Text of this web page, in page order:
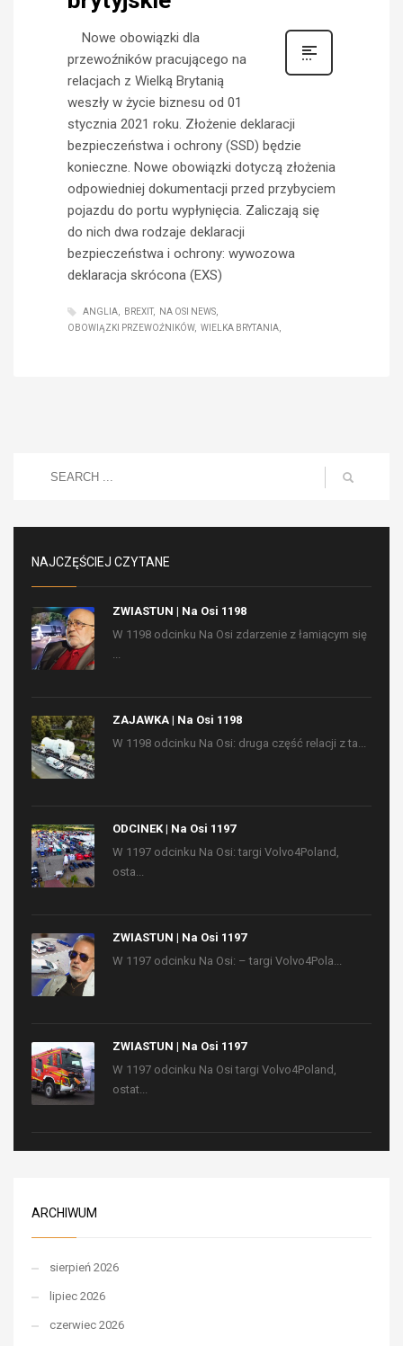
Nowe obowiązki dla
przewoźników pracującego na
relacjach z Wielką Brytanią
weszły w życie biznesu od 01
stycznia 2021 roku. Złożenie deklaracji
bezpieczeństwa i ochrony (SSD) będzie
konieczne. Nowe obowiązki dotyczą złożenia
odpowiedniej dokumentacji przed przybyciem
pojazdu do portu wypłynięcia. Zaliczają się
do nich dwa rodzaje deklaracji
bezpieczeństwa i ochrony: wywozowa
deklaracja skrócona (EXS)
ANGLIA BREXIT
NA OSI NEWS
OBOWIĄZKI PRZEWOŹNIKÓW
WIELKA BRYTANIA
NAJCZĘŚCIEJ CZYTANE
ZWIASTUN | Na Osi 1198
W 1198 odcinku Na Osi zdarzenie z łamiącym się
...
ZAJAWKA | Na Osi 1198
W 1198 odcinku Na Osi: druga część relacji z ta...
ODCINEK | Na Osi 1197
W 1197 odcinku Na Osi: targi Volvo4Poland,
osta...
ZWIASTUN | Na Osi 1197
W 1197 odcinku Na Osi: – targi Volvo4Pola...
ZWIASTUN | Na Osi 1197
W 1197 odcinku Na Osi targi Volvo4Poland,
ostat...
ARCHIWUM
sierpień 2026
lipiec 2026
czerwiec 2026